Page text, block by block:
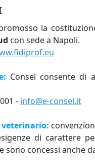
la
con sede a Napoli.
Consel consente di
- info@e-consel.it
di carattere
sono concessi anche